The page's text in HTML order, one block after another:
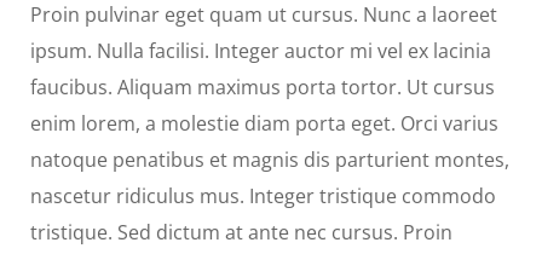
Proin pulvinar eget quam ut cursus. Nunc a laoreet
ipsum. Nulla facilisi. Integer auctor mi vel ex lacinia
faucibus. Aliquam maximus porta tortor. Ut cursus
enim lorem, a molestie diam porta eget. Orci varius
natoque penatibus et magnis dis parturient montes,
nascetur ridiculus mus. Integer tristique commodo
tristique. Sed dictum at ante nec cursus. Proin